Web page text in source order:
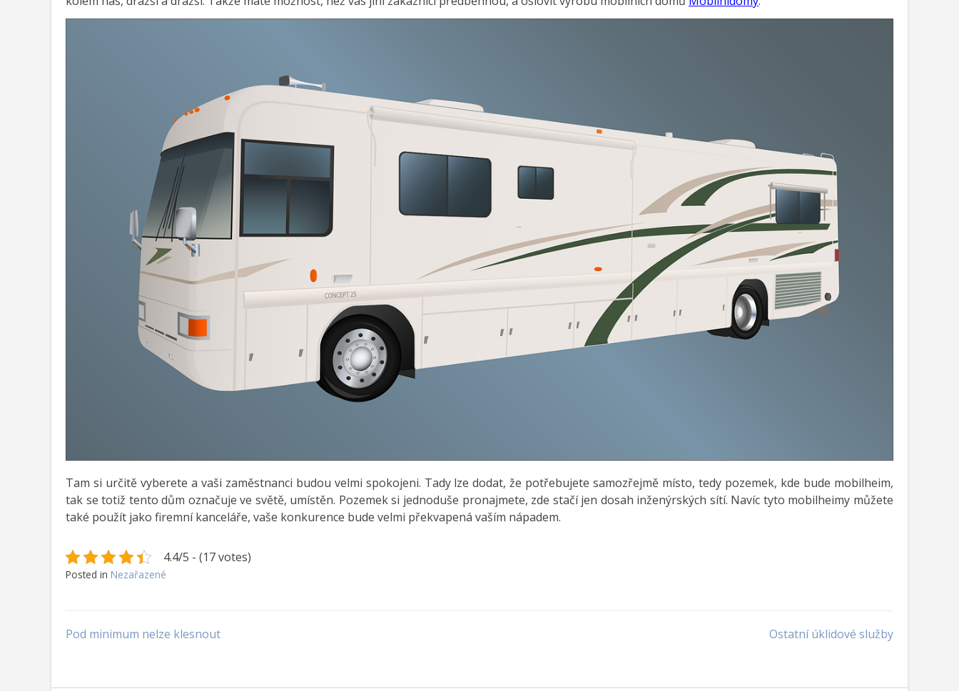
Tam si určitě vyberete a vaši zaměstnanci budou velmi spokojeni. Tady lze dodat, že potřebujete samozřejmě místo, tedy pozemek, kde bude mobilheim,
tak se totiž tento dům označuje ve světě, umístěn. Pozemek si jednoduše pronajmete, zde stačí jen dosah inženýrských sítí. Navíc tyto mobilheimy můžete
také použít jako firemní kanceláře, vaše konkurence bude velmi překvapená vaším nápadem.
4.4/5 - (17 votes)
Posted in Nezařazené
Navigace
pro
Pod minimum nelze klesnout Ostatní úklidové služby